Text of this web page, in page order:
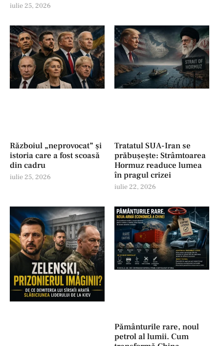
iulie 25, 2026
Războiul „neprovocat” și
istoria care a fost scoasă
din cadru
iulie 25, 2026
Tratatul SUA-Iran se
prăbușește: Strâmtoarea
Hormuz readuce lumea
în pragul crizei
iulie 22, 2026
Pământurile rare, noul
petrol al lumii. Cum